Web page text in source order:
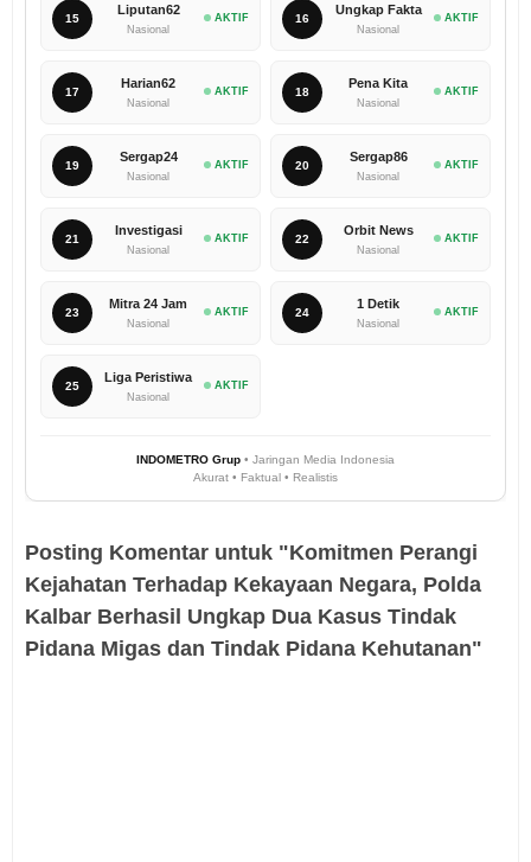
15
Liputan62
Nasional
AKTIF 16
Ungkap Fakta
Nasional
AKTIF
17
Harian62
Nasional
AKTIF 18
Pena Kita
Nasional
AKTIF
19
Sergap24
Nasional
AKTIF 20
Sergap86
Nasional
AKTIF
21
Investigasi
Nasional
AKTIF 22
Orbit News
Nasional
AKTIF
23
Mitra 24 Jam
Nasional
AKTIF 24
1 Detik
Nasional
AKTIF
25
Liga Peristiwa
Nasional
AKTIF
INDOMETRO Grup • Jaringan Media Indonesia
Akurat • Faktual • Realistis
Posting Komentar untuk "Komitmen Perangi
Kejahatan Terhadap Kekayaan Negara, Polda
Kalbar Berhasil Ungkap Dua Kasus Tindak
Pidana Migas dan Tindak Pidana Kehutanan"